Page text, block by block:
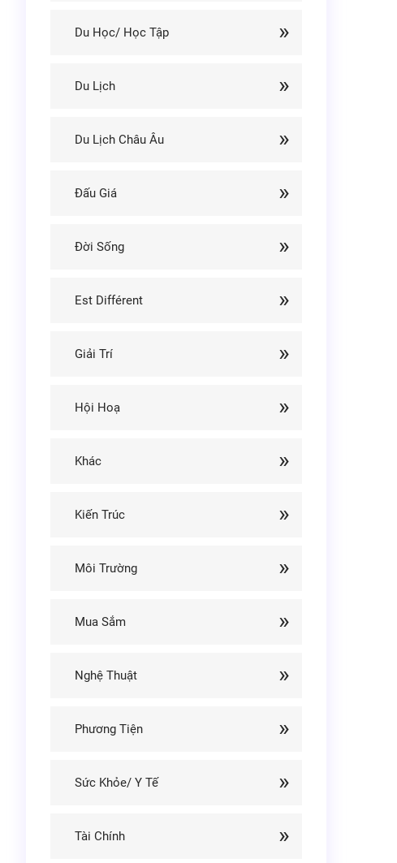
Du Học/ Học Tập
Du Lịch
Du Lịch Châu Âu
Đấu Giá
Đời Sống
Est Différent
Giải Trí
Hội Hoạ
Khác
Kiến Trúc
Môi Trường
Mua Sắm
Nghệ Thuật
Phương Tiện
Sức Khỏe/ Y Tế
Tài Chính